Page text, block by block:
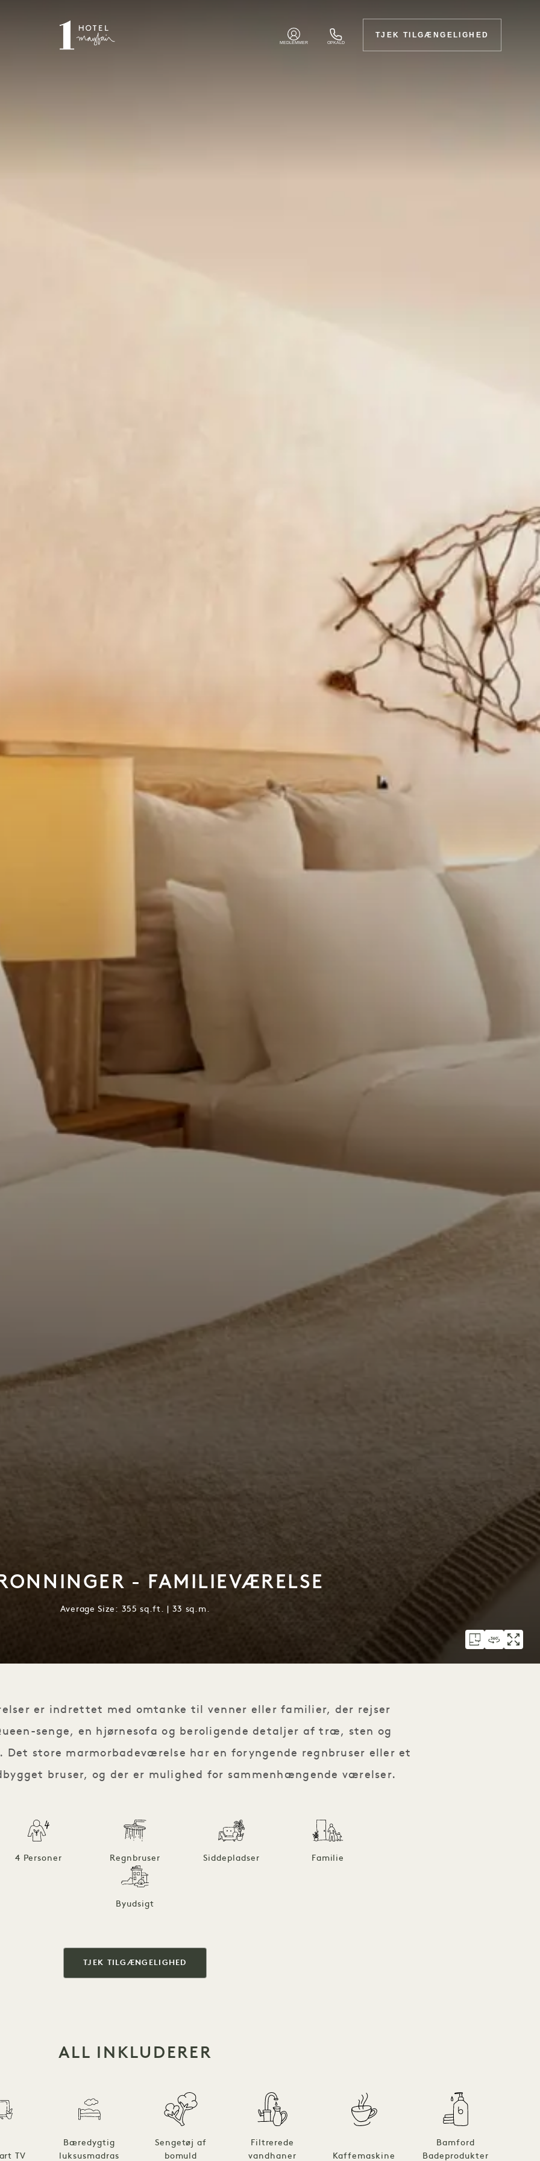
MEDLEMMER OPKALD
TJEK TILGÆNGELIGHED
- FAMILIEVÆRELSE
Average Size: 355 sq.ft. | 33 sq.m.
er indrettet med omtanke til venner eller familier, der rejser
senge, en hjørnesofa og beroligende detaljer af træ, sten og
store marmorbadeværelse har en foryngende regnbruser eller et
bruser, og der er mulighed for sammenhængende værelser.
4 Personer Regnbruser Siddepladser Familie
Byudsigt
TJEK TILGÆNGELIGHED
ALL INKLUDERER
TV
Bæredygtig
luksusmadras
Sengetøj af
bomuld
Filtrerede
vandhaner
Kaffemaskine
Bamford
Badeprodukter